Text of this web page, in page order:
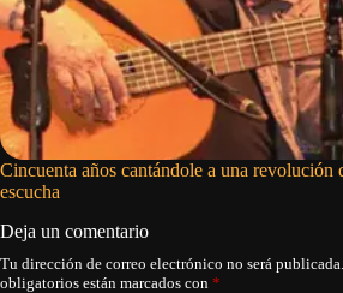
Cincuenta años cantándole a una revolución
escucha
Deja un comentario
Tu dirección de correo electrónico no será publicada.
obligatorios están marcados con *